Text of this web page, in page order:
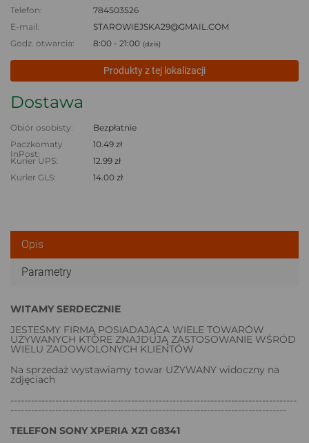
Telefon:
784503526
E-mail:
STAROWIEJSKA29@GMAIL.COM
Godz. otwarcia:
8:00 - 21:00 (dziś)
Produkty z tej lokalizacji
Dostawa
Obiór osobisty:
Bezpłatnie
Paczkomaty
InPost:
10.49 zł
Kurier UPS:
12.99 zł
Kurier GLS:
14.00 zł
Opis
Parametry
WITAMY SERDECZNIE
JESTEŚMY FIRMĄ POSIADAJĄCA WIELE TOWARÓW
UŻYWANYCH KTÓRE ZNAJDUJĄ ZASTOSOWANIE WŚRÓD
WIELU ZADOWOLONYCH KLIENTÓW
Na sprzedaż wystawiamy towar UŻYWANY widoczny na
zdjęciach
-----------------------------------------------------------------------------------
--------------------------------------------------------------------------------
TELEFON SONY XPERIA XZ1 G8341